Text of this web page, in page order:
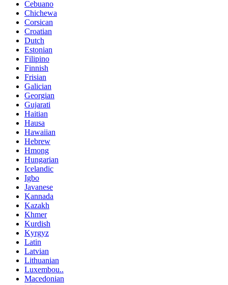
Cebuano
Chichewa
Corsican
Croatian
Dutch
Estonian
Filipino
Finnish
Frisian
Galician
Georgian
Gujarati
Haitian
Hausa
Hawaiian
Hebrew
Hmong
Hungarian
Icelandic
Igbo
Javanese
Kannada
Kazakh
Khmer
Kurdish
Kyrgyz
Latin
Latvian
Lithuanian
Luxembou..
Macedonian